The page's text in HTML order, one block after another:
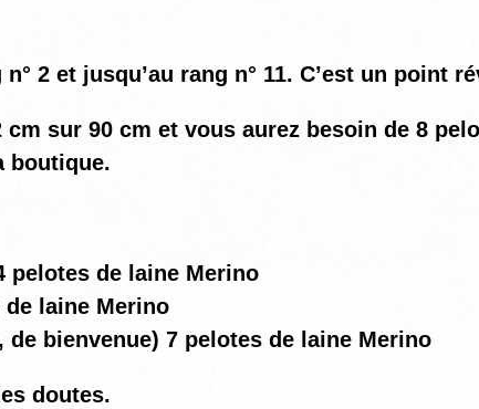
2 et jusqu’au rang n° 11. C’est un point
sur 90 cm et vous aurez besoin de 8
boutique.
pelotes de laine Merino
laine Merino
bienvenue) 7 pelotes de laine Merino
doutes.